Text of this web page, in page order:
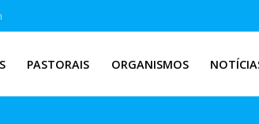
PASTORAIS ORGANISMOS